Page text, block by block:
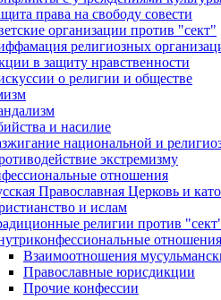
права на свободу совести
организации против "сект"
религиозных
в защиту нравственности
о религии и обществе
и насилие
национальной и
экстремизму
отношения
Православная Церковь и
и ислам
религии против
отношения
Взаимоотношения
Православные юрисдикции
Прочие конфессии